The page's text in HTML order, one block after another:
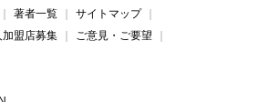
著者一覧
サイトマップ
加盟店募集
ご意見・ご要望